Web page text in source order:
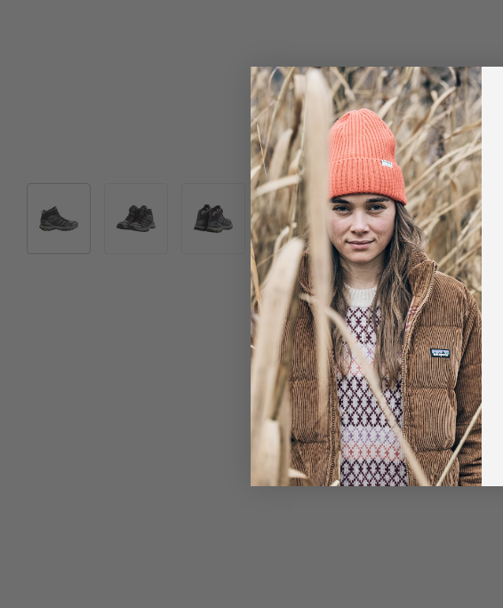
Bild 2 in Galerieansicht laden
Bild 3 in Galerieansicht laden
Bild 4 in Galerieansicht laden